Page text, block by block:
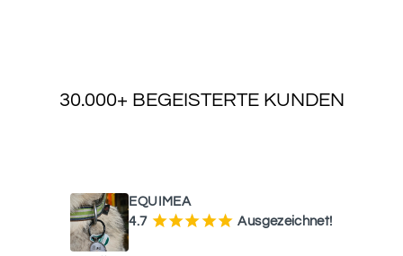
30.000+ BEGEISTERTE KUNDEN
EQUIMEA
4.7 ¡¡¡¡¡ Ausgezeichnet!